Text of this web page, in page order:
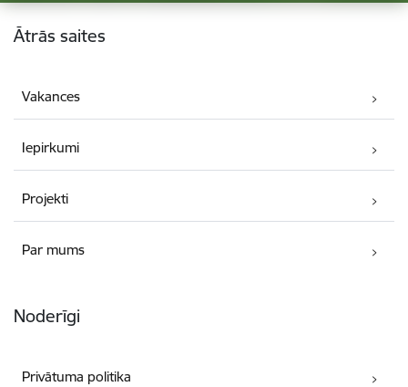
Kājene
Ātrās saites
Vakances
Iepirkumi
Projekti
Par mums
Noderīgi
Privātuma politika